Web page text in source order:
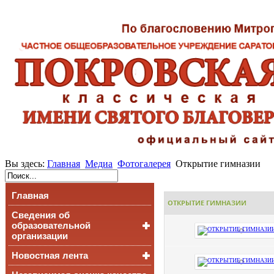
Вы здесь: Главная Медиа Фотогалерея Открытие гимназии
Главная
Сведения об
образовательной
организации
Основные сведения
Структура и органы
Новостная лента
ОТКРЫТИЕ ГИМНАЗИИ